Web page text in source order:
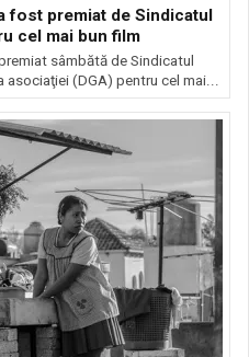
fost premiat de Sindicatul
cel mai bun film
sâmbătă de Sindicatul
asociaţiei (DGA) pentru cel mai...